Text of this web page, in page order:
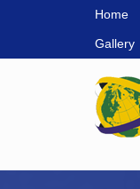
Home
Gallery